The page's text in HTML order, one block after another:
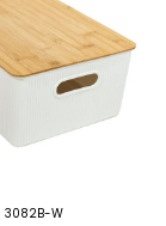
3082B-W